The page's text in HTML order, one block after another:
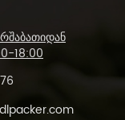
და
18:00